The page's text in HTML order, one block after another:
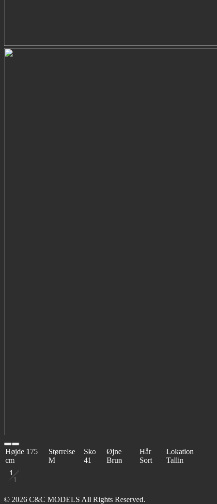
Højde 175
cm
Størrelse
M
Sko
41
Øjne
Brun
Hår
Sort
Lokation
Tallin
1
1
© 2026 C&C MODELS All Rights Reserved.